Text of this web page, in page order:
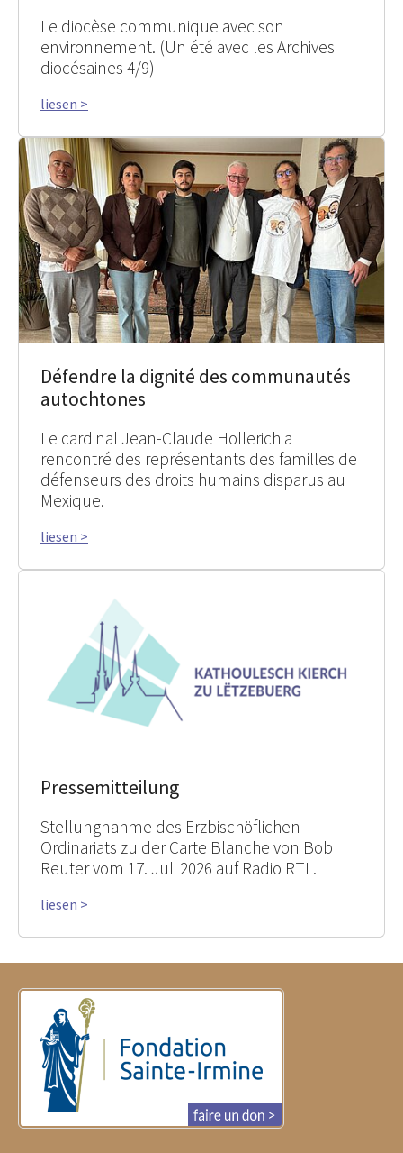
Le diocèse communique avec son
environnement. (Un été avec les Archives
diocésaines 4/9)
liesen >
Défendre la dignité des communautés
autochtones
Le cardinal Jean-Claude Hollerich a
rencontré des représentants des familles de
défenseurs des droits humains disparus au
Mexique.
liesen >
Pressemitteilung
Stellungnahme des Erzbischöflichen
Ordinariats zu der Carte Blanche von Bob
Reuter vom 17. Juli 2026 auf Radio RTL.
liesen >